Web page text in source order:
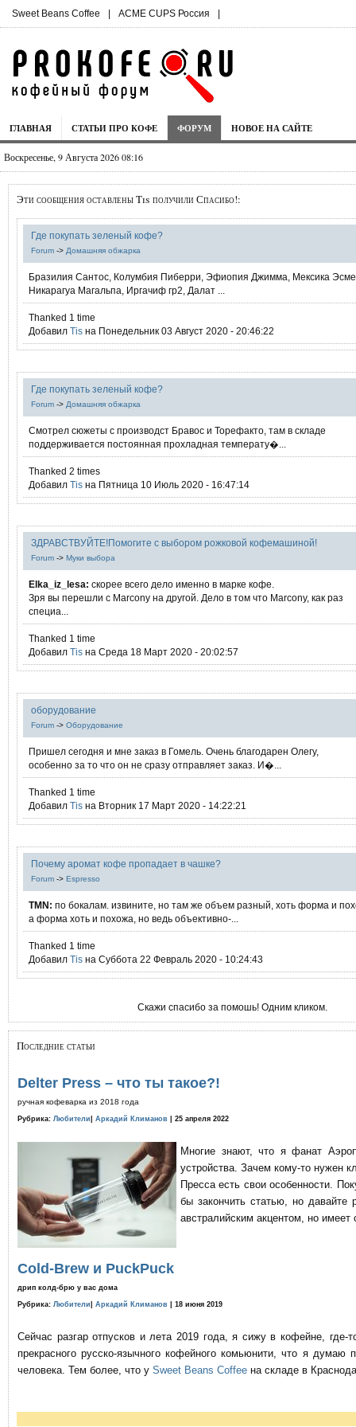
Sweet Beans Coffee | ACME CUPS Россия |
ГЛАВНАЯ СТАТЬИ ПРО КОФЕ ФОРУМ НОВОЕ НА САЙТЕ
Воскресенье, 9 Августа 2026 08:16
Эти сообщения оставлены Tis получили Спасибо!:
Где покупать зеленый кофе?
Forum -> Домашняя обжарка
Бразилия Сантос, Колумбия Пиберри, Эфиопия Джимма, Мексика
Никарагуа Магальпа, Иргачиф гр2, Далат ...
Thanked 1 time
Добавил Tis на Понедельник 03 Август 2020 - 20:46:22
Где покупать зеленый кофе?
Forum -> Домашняя обжарка
Смотрел сюжеты с производст Бравос и Торефакто, там в складе
поддерживается постоянная прохладная температу�...
Thanked 2 times
Добавил Tis на Пятница 10 Июль 2020 - 16:47:14
ЗДРАВСТВУЙТЕ!Помогите с выбором рожковой кофемашиной!
Forum -> Муки выбора
Elka_iz_lesa: скорее всего дело именно в марке кофе.
Зря вы перешли с Marcony на другой. Дело в том что Marcony, как раз
специа...
Thanked 1 time
Добавил Tis на Среда 18 Март 2020 - 20:02:57
оборудование
Forum -> Оборудование
Пришел сегодня и мне заказ в Гомель. Очень благодарен Олегу,
особенно за то что он не сразу отправляет заказ. И�...
Thanked 1 time
Добавил Tis на Вторник 17 Март 2020 - 14:22:21
Почему аромат кофе пропадает в чашке?
Forum -> Espresso
TMN: по бокалам. извините, но там же объем разный, хоть форма и
а форма хоть и похожа, но ведь объективно-...
Thanked 1 time
Добавил Tis на Суббота 22 Февраль 2020 - 10:24:43
Скажи спасибо за помошь! Одним кликом.
Последние статьи
Delter Press – что ты такое?!
ручная кофеварка из 2018 года
Рубрика: Любители Аркадий Климанов | 25 апреля 2022
Многие знают, что я фанат
устройства. Зачем кому-то нужен
Пресса есть свои особенности.
бы закончить статью, но давайте
австралийским акцентом, но имеет
Cold-Brew и PuckPuck
дрип колд-брю у вас дома
Рубрика: Любители Аркадий Климанов | 18 июня 2019
Сейчас разгар отпусков и лета 2019 года, я сижу в кофейне,
прекрасного русско-язычного кофейного комьюнити, что я
человека. Тем более, что у Sweet Beans Coffee на складе в